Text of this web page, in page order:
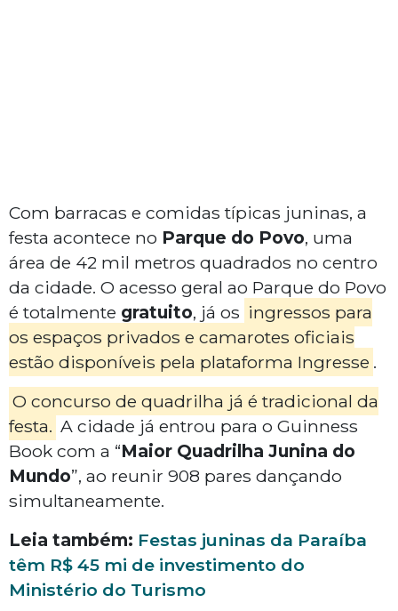
Com barracas e comidas típicas juninas, a
festa acontece no Parque do Povo, uma
área de 42 mil metros quadrados no centro
da cidade. O acesso geral ao Parque do Povo
é totalmente gratuito, já os ingressos para
os espaços privados e camarotes oficiais
estão disponíveis pela plataforma Ingresse .
O concurso de quadrilha já é tradicional da
festa. A cidade já entrou para o Guinness
Book com a “Maior Quadrilha Junina do
Mundo”, ao reunir 908 pares dançando
simultaneamente.
Leia também: Festas juninas da Paraíba
têm R$ 45 mi de investimento do
Ministério do Turismo